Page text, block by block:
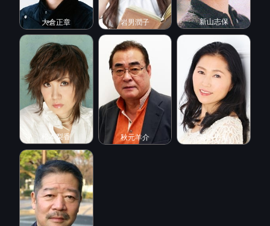
大倉正章 岩男潤子 新山志保
松本梨香 秋元羊介 篠原恵美